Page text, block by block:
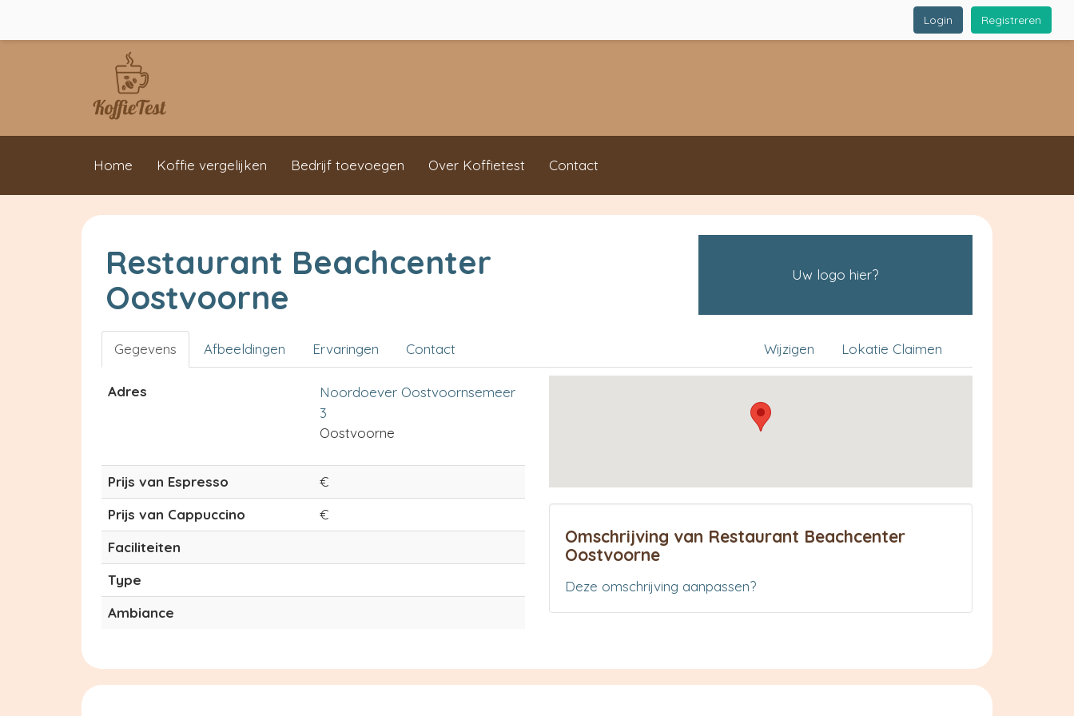
Registreren
Login
Home Koffie vergelijken Bedrijf toevoegen Over Koffietest Contact
Restaurant Beachcenter
Oostvoorne
Uw logo hier?
Gegevens Afbeeldingen Ervaringen Contact Lokatie Claimen
Wijzigen
Adres
Noordoever Oostvoornsemeer
3
Oostvoorne
Prijs van Espresso
€
Prijs van Cappuccino
€
Faciliteiten
Type
Ambiance
Omschrijving van Restaurant Beachcenter
Oostvoorne
Deze omschrijving aanpassen?